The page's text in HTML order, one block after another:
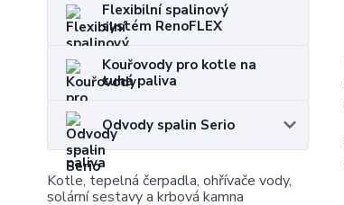
Flexibilní spalinový
systém RenoFLEX
Kouřovody pro kotle na
tuhá paliva
Odvody spalin Serio
Kotle, tepelná čerpadla, ohřívače vody,
solární sestavy a krbová kamna